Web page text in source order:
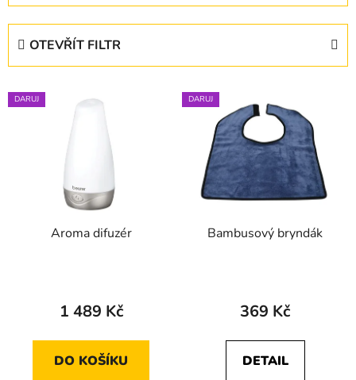
z
p
OTEVŘÍT FILTR
V
ý
DARUJ
Aroma difuzér
1 489 Kč
DO KOŠÍKU
DARUJ
Bambusový bryndák
369 Kč
DETAIL